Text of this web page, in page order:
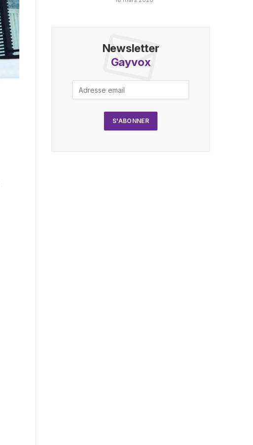
Newsletter
Gayvox